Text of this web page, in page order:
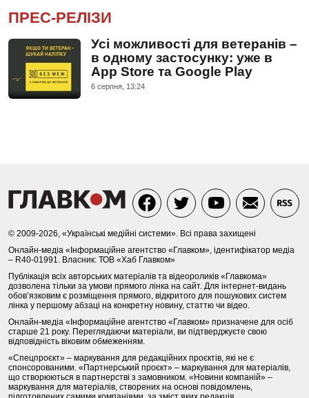
ПРЕС-РЕЛІЗИ
Усі можливості для ветеранів –
в одному застосунку: уже в
App Store та Google Play
6 серпня, 13:24
© 2009-2026, «Українські медійні системи». Всі права захищені
Онлайн-медіа «Інформаційне агентство «Главком», ідентифікатор медіа
– R40-01991. Власник: ТОВ «Хаб Главком»
Публікація всіх авторських матеріалів та відеороликів «Главкома»
дозволена тільки за умови прямого лінка на сайт. Для інтернет-видань
обов’язковим є розміщення прямого, відкритого для пошукових систем
лінка у першому абзаці на конкретну новину, статтю чи відео.
Онлайн-медіа «Інформаційне агентство «Главком» призначене для осіб
старше 21 року. Переглядаючи матеріали, ви підтверджуєте свою
відповідність віковим обмеженням.
«Спецпроєкт» – маркування для редакційних проєктів, які не є
спонсорованими. «Партнерський проєкт» – маркування для матеріалів,
що створюються в партнерстві з замовником. «Новини компаній» –
маркування для матеріалів, створених на основі повідомлень,